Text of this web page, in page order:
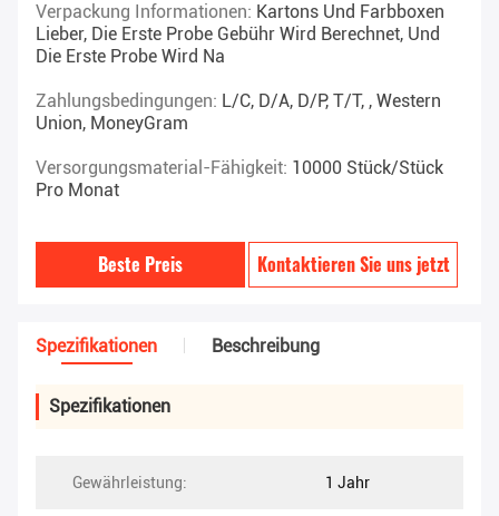
Verpackung Informationen: Kartons Und Farbboxen
Lieber, Die Erste Probe Gebühr Wird Berechnet, Und
Die Erste Probe Wird Na
Zahlungsbedingungen: L/C, D/A, D/P, T/T, , Western
Union, MoneyGram
Versorgungsmaterial-Fähigkeit: 10000 Stück/Stück
Pro Monat
Beste Preis Kontaktieren Sie uns jetzt
Spezifikationen Beschreibung
Spezifikationen
Gewährleistung: 1 Jahr